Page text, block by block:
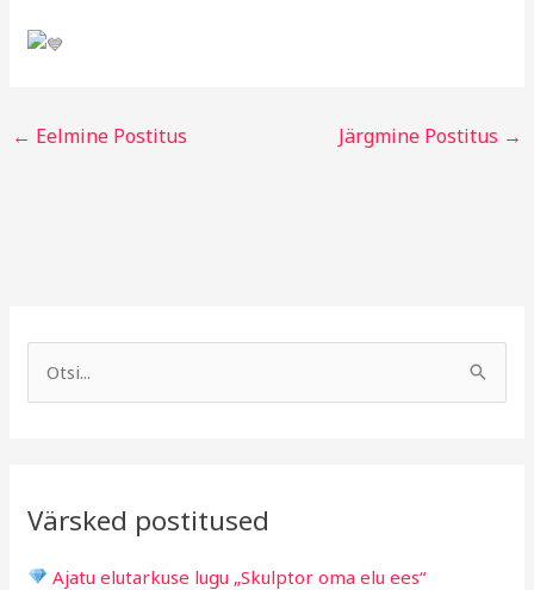
← Eelmine Postitus Järgmine Postitus →
c
Värsked postitused
Ajatu elutarkuse lugu „Skulptor oma elu ees“
g
i